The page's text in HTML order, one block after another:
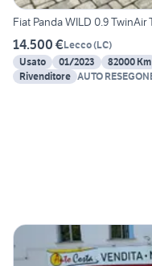
Fiat Panda WILD 0.9 TwinAir
14.500 €Lecco(LC)
Usato
01/2023 82000 Km
Rivenditore AUTO